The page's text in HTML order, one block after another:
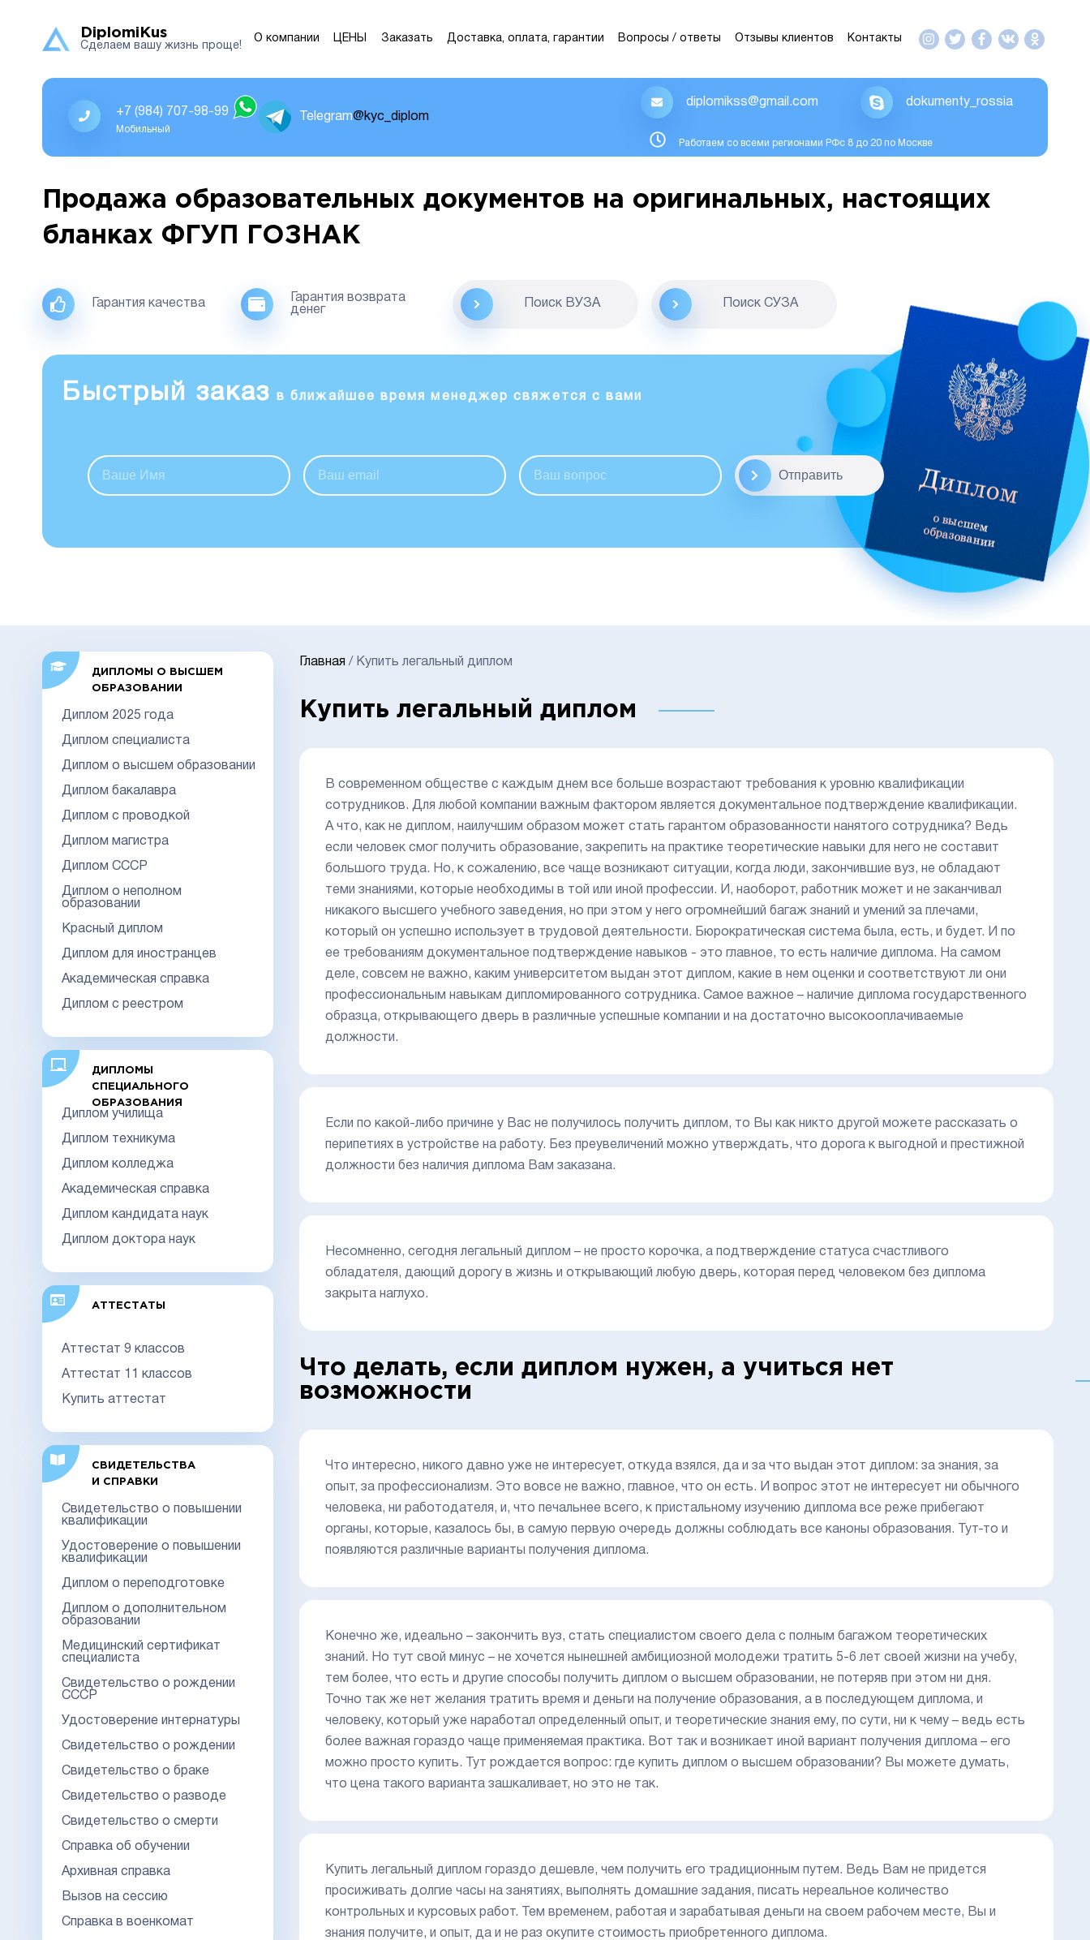
DiplomiKus
Сделаем вашу жизнь проще!
О компании ЦЕНЫ Заказать Доставка, оплата, гарантии Вопросы / ответы Отзывы клиентов Контакты
+7 (984) 707-98-99
Мобильный
Telegram@kyc_diplom
diplomikss@gmail.com dokumenty_rossia
Работаем со всеми регионами РФс 8 до 20 по Москве
Продажа образовательных документов на оригинальных, настоящих
бланках ФГУП ГОЗНАК
Гарантия качества
Гарантия возврата
денег
Поиск ВУЗА Поиск CУЗА
Быстрый заказ в ближайшее время менеджер свяжется с вами
Отправить
ДИПЛОМЫ О ВЫСШЕМ
ОБРАЗОВАНИИ
Диплом 2025 года
Диплом специалиста
Диплом о высшем образовании
Диплом бакалавра
Диплом с проводкой
Диплом магистра
Диплом СССР
Диплом о неполном
образовании
Красный диплом
Диплом для иностранцев
Академическая справка
Диплом с реестром
ДИПЛОМЫ
СПЕЦИАЛЬНОГО
ОБРАЗОВАНИЯ
Диплом училища
Диплом техникума
Диплом колледжа
Академическая справка
Диплом кандидата наук
Диплом доктора наук
АТТЕСТАТЫ
Аттестат 9 классов
Аттестат 11 классов
Купить аттестат
СВИДЕТЕЛЬСТВА
И СПРАВКИ
Свидетельство о повышении
квалификации
Удостоверение о повышении
квалификации
Диплом о переподготовке
Диплом о дополнительном
образовании
Медицинский сертификат
специалиста
Свидетельство о рождении
СССР
Удостоверение интернатуры
Свидетельство о рождении
Свидетельство о браке
Свидетельство о разводе
Свидетельство о смерти
Справка об обучении
Архивная справка
Вызов на сессию
Справка в военкомат
Главная / Купить легальный диплом
Купить легальный диплом
В современном обществе с каждым днем все больше возрастают требования к уровню квалификации
сотрудников. Для любой компании важным фактором является документальное подтверждение квалификации.
А что, как не диплом, наилучшим образом может стать гарантом образованности нанятого сотрудника? Ведь
если человек смог получить образование, закрепить на практике теоретические навыки для него не составит
большого труда. Но, к сожалению, все чаще возникают ситуации, когда люди, закончившие вуз, не обладают
теми знаниями, которые необходимы в той или иной профессии. И, наоборот, работник может и не заканчивал
никакого высшего учебного заведения, но при этом у него огромнейший багаж знаний и умений за плечами,
который он успешно использует в трудовой деятельности. Бюрократическая система была, есть, и будет. И по
ее требованиям документальное подтверждение навыков - это главное, то есть наличие диплома. На самом
деле, совсем не важно, каким университетом выдан этот диплом, какие в нем оценки и соответствуют ли они
профессиональным навыкам дипломированного сотрудника. Самое важное – наличие диплома государственного
образца, открывающего дверь в различные успешные компании и на достаточно высокооплачиваемые
должности.
Если по какой-либо причине у Вас не получилось получить диплом, то Вы как никто другой можете рассказать о
перипетиях в устройстве на работу. Без преувеличений можно утверждать, что дорога к выгодной и престижной
должности без наличия диплома Вам заказана.
Несомненно, сегодня легальный диплом – не просто корочка, а подтверждение статуса счастливого
обладателя, дающий дорогу в жизнь и открывающий любую дверь, которая перед человеком без диплома
закрыта наглухо.
Что делать, если диплом нужен, а учиться нет
возможности
Что интересно, никого давно уже не интересует, откуда взялся, да и за что выдан этот диплом: за знания, за
опыт, за профессионализм. Это вовсе не важно, главное, что он есть. И вопрос этот не интересует ни обычного
человека, ни работодателя, и, что печальнее всего, к пристальному изучению диплома все реже прибегают
органы, которые, казалось бы, в самую первую очередь должны соблюдать все каноны образования. Тут-то и
появляются различные варианты получения диплома.
Конечно же, идеально – закончить вуз, стать специалистом своего дела с полным багажом теоретических
знаний. Но тут свой минус – не хочется нынешней амбициозной молодежи тратить 5-6 лет своей жизни на учебу,
тем более, что есть и другие способы получить диплом о высшем образовании, не потеряв при этом ни дня.
Точно так же нет желания тратить время и деньги на получение образования, а в последующем диплома, и
человеку, который уже наработал определенный опыт, и теоретические знания ему, по сути, ни к чему – ведь есть
более важная гораздо чаще применяемая практика. Вот так и возникает иной вариант получения диплома – его
можно просто купить. Тут рождается вопрос: где купить диплом о высшем образовании? Вы можете думать,
что цена такого варианта зашкаливает, но это не так.
Купить легальный диплом гораздо дешевле, чем получить его традиционным путем. Ведь Вам не придется
просиживать долгие часы на занятиях, выполнять домашние задания, писать нереальное количество
контрольных и курсовых работ. Тем временем, работая и зарабатывая деньги на своем рабочем месте, Вы и
знания получите, и опыт, да и не раз окупите стоимость приобретенного диплома.